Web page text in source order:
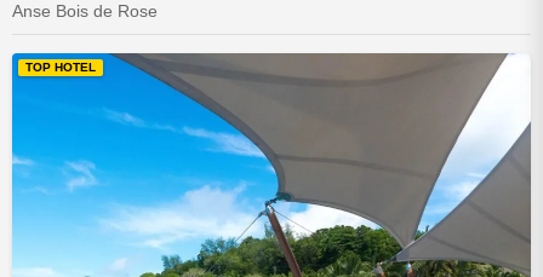
Anse Bois de Rose
TOP HOTEL